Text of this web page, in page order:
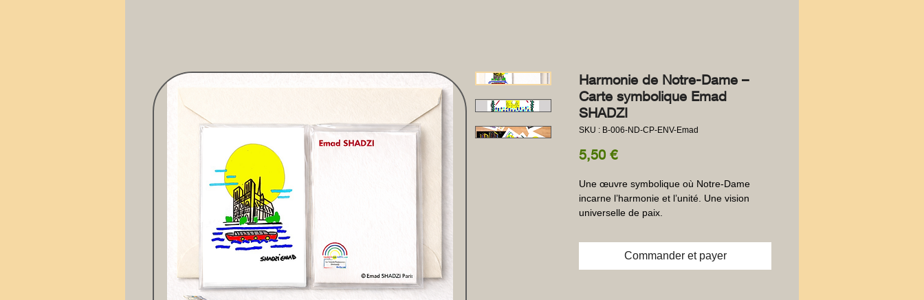
Harmonie de Notre-Dame –
Carte symbolique Emad
SHADZI
SKU : B-006-ND-CP-ENV-Emad
5,50 €Prix
Une œuvre symbolique où Notre-Dame
incarne l’harmonie et l’unité. Une vision
universelle de paix.
Commander et payer